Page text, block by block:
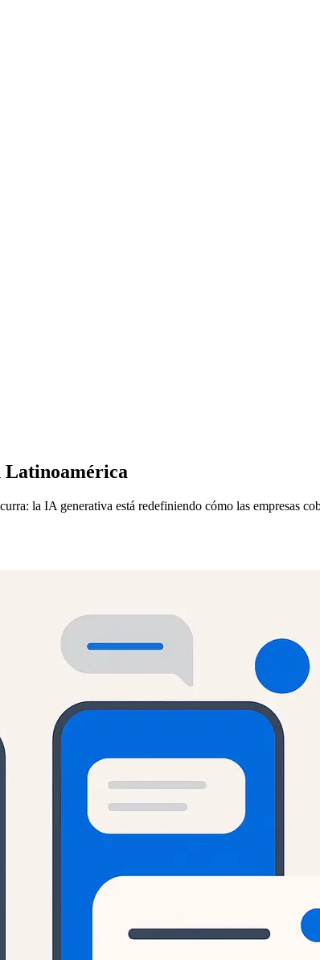
Latinoamérica
la IA generativa está redefiniendo cómo las empresas